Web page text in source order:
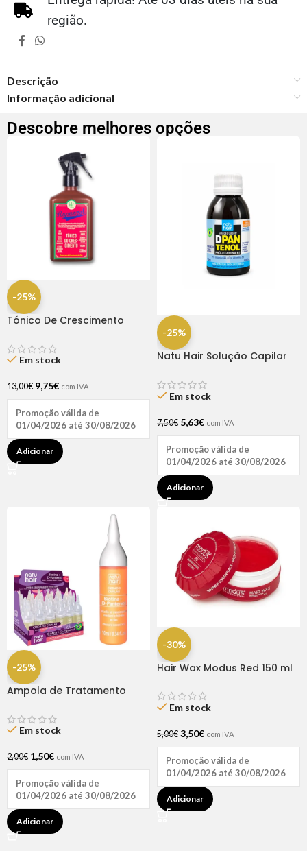
região.
Descrição
Informação adicional
Descobre melhores opções
-25%
Tónico De Crescimento
Em stock
13,00€ 9,75€ com IVA
Promoção válida de
01/04/2026 até 30/08/2026
Adicionar
-25%
Natu Hair Solução Capilar
Em stock
7,50€ 5,63€ com IVA
Promoção válida de
01/04/2026 até 30/08/2026
Adicionar
-25%
Ampola de Tratamento
Hair (1 UNIDADE)
Em stock
2,00€ 1,50€ com IVA
Promoção válida de
01/04/2026 até 30/08/2026
Adicionar
-30%
Hair Wax Modus Red 150 ml
Em stock
5,00€ 3,50€ com IVA
Promoção válida de
01/04/2026 até 30/08/2026
Adicionar